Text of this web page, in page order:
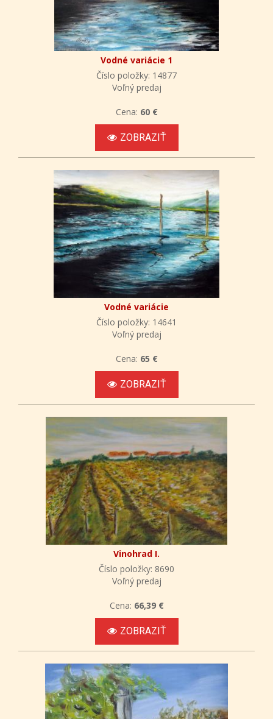
Vodné variácie 1
Číslo položky: 14877
Voľný predaj
Cena: 60 €
ZOBRAZIŤ
Vodné variácie
Číslo položky: 14641
Voľný predaj
Cena: 65 €
ZOBRAZIŤ
Vinohrad I.
Číslo položky: 8690
Voľný predaj
Cena: 66,39 €
ZOBRAZIŤ